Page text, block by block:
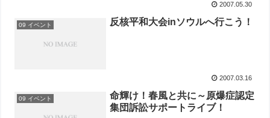
2007.05.30
09 イベント 反核平和大会inソウルへ行こう！
2007.03.16
09 イベント
命輝け！春風と共に～原爆症認定
集団訴訟サポートライブ！